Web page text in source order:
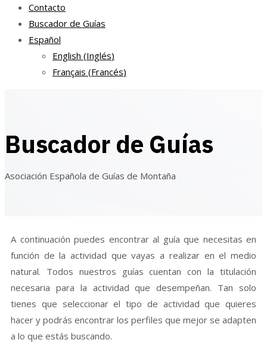
Contacto
Buscador de Guías
Español
English (Inglés)
Français (Francés)
Buscador de Guías
Asociación Española de Guías de Montaña
A continuación puedes encontrar al guía que necesitas en
función de la actividad que vayas a realizar en el medio
natural. Todos nuestros guías cuentan con la titulación
necesaria para la actividad que desempeñan. Tan solo
tienes que seleccionar el tipo de actividad que quieres
hacer y podrás encontrar los perfiles que mejor se adapten
a lo que estás buscando.